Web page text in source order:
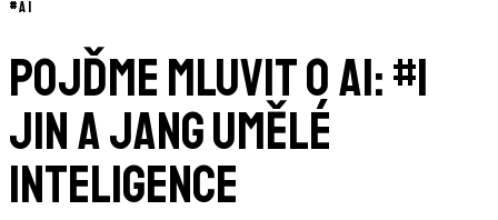
#AI
Pojďme mluvit o AI: #1
Jin a jang umělé
inteligence